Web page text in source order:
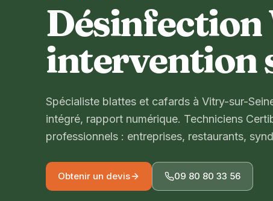
Désinfection
intervention
Spécialiste blattes et cafards à Vitry-sur-
intégré, rapport numérique. Techniciens
professionnels : entreprises, restaurants,
Obtenir un devis 09 80 80 33 56